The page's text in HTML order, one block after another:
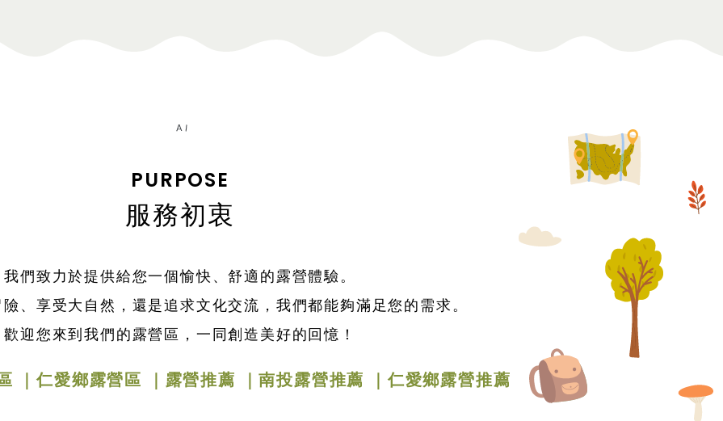
PURPOSE
服務初衷
我們致力於提供給您一個愉快、舒適的露營體驗。
、享受大自然，還是追求文化交流，我們都能夠滿足您的需求。
歡迎您來到我們的露營區，一同創造美好的回憶！
仁愛鄉露營區 露營推薦 南投露營推薦 仁愛鄉露營推薦